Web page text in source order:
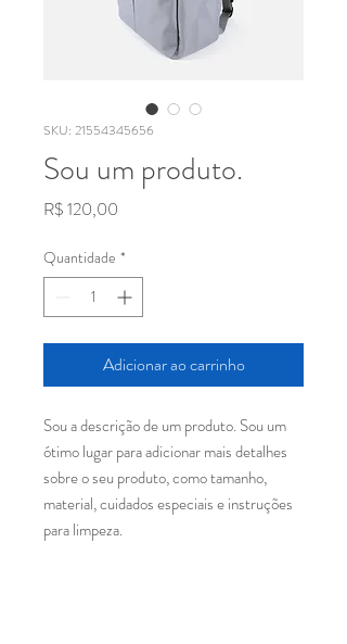
SKU: 21554345656
Sou um produto.
R$ 120,00
Quantidade *
Adicionar ao carrinho
Sou a descrição de um produto. Sou um
ótimo lugar para adicionar mais detalhes
sobre o seu produto, como tamanho,
material, cuidados especiais e instruções
para limpeza.